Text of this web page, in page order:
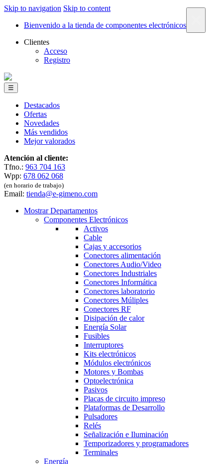
Skip to navigation Skip to content
Bienvenido a la tienda de componentes electrónicos
Clientes
Acceso
Registro
☰
Destacados
Ofertas
Novedades
Más vendidos
Mejor valorados
Atención al cliente:
Tfno.: 963 704 163
Wpp: 678 062 068
(en horario de trabajo)
Email: tienda@e-gimeno.com
Mostrar Departamentos
Componentes Electrónicos
Activos
Cable
Cajas y accesorios
Conectores alimentación
Conectores Audio/Video
Conectores Industriales
Conectores Informática
Conectores laboratorio
Conectores Múliples
Conectores RF
Disipación de calor
Energía Solar
Fusibles
Interruptores
Kits electrónicos
Módulos electrónicos
Motores y Bombas
Optoelectrónica
Pasivos
Placas de circuito impreso
Plataformas de Desarrollo
Pulsadores
Relés
Señalización e Iluminación
Temporizadores y programadores
Terminales
Energía